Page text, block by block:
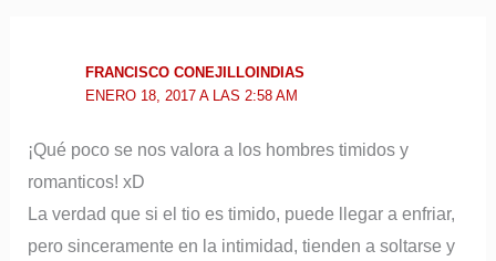
FRANCISCO CONEJILLOINDIAS
ENERO 18, 2017 A LAS 2:58 AM
¡Qué poco se nos valora a los hombres timidos y
romanticos! xD
La verdad que si el tio es timido, puede llegar a enfriar,
pero sinceramente en la intimidad, tienden a soltarse y